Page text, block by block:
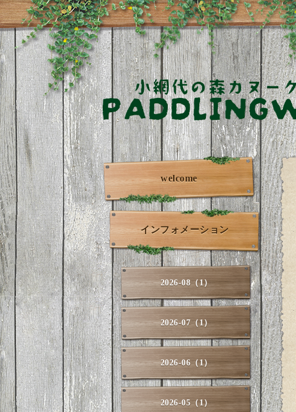
welcome
インフォメーション
2026-08（1）
2026-07（1）
2026-06（1）
2026-05（1）